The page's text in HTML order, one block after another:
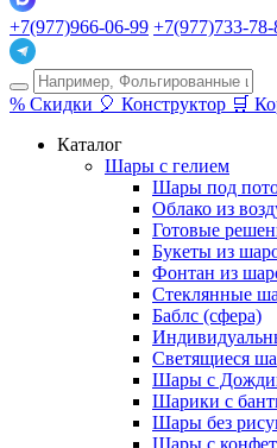
+7(977)966-06-99 +7(977)733-78-
% Скидки 🎈 Конструктор 🛒
Каталог
Шары с гелием
Шары под
Облако из
Готовые
Букеты из
Фонтан из
Стеклянные
Баблс (сфера)
Светящиеся
Шары с
Шарики с
Шары без
Шары с